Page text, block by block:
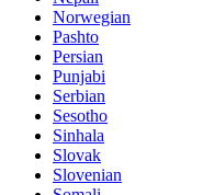
Norwegian
Pashto
Persian
Punjabi
Serbian
Sesotho
Sinhala
Slovak
Slovenian